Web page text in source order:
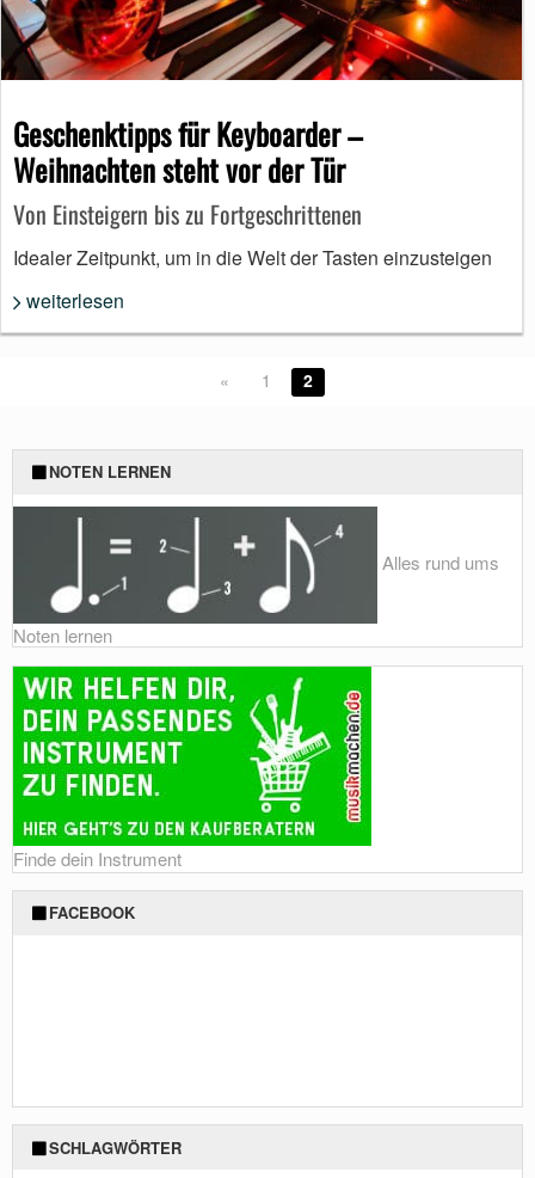
Geschenktipps für Keyboarder –
Weihnachten steht vor der Tür
Von Einsteigern bis zu Fortgeschrittenen
Idealer Zeitpunkt, um in die Welt der Tasten einzusteigen
weiterlesen
« 1 2
NOTEN LERNEN
Alles rund ums
Noten lernen
Finde dein Instrument
FACEBOOK
SCHLAGWÖRTER